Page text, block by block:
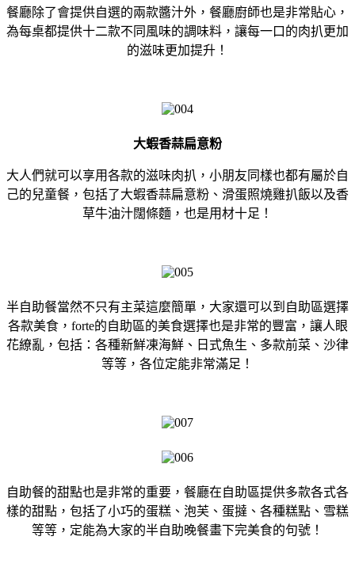
餐廳除了會提供自選的兩款醬汁外，餐廳廚師也是非常貼心，
為每桌都提供十二款不同風味的調味料，讓每一口的肉扒更加
的滋味更加提升！
大蝦香蒜扁意粉
大人們就可以享用各款的滋味肉扒，小朋友同樣也都有屬於自
己的兒童餐，包括了大蝦香蒜扁意粉、滑蛋照燒雞扒飯以及香
草牛油汁闊條麵，也是用材十足！
半自助餐當然不只有主菜這麼簡單，大家還可以到自助區選擇
各款美食，forte的自助區的美食選擇也是非常的豐富，讓人眼
花繚亂，包括：各種新鮮凍海鮮、日式魚生、多款前菜、沙律
等等，各位定能非常滿足！
自助餐的甜點也是非常的重要，餐廳在自助區提供多款各式各
樣的甜點，包括了小巧的蛋糕、泡芙、蛋撻、各種糕點、雪糕
等等，定能為大家的半自助晚餐畫下完美食的句號！